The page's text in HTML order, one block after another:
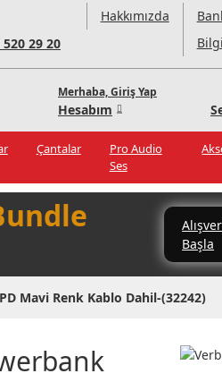
29 20
Hakkımızda
Merhaba, Giriş Yap
Hesabım
Çantalar
Pro Audio
Ses
Başla
Mavi Renk Kablo Dahil-(32242)